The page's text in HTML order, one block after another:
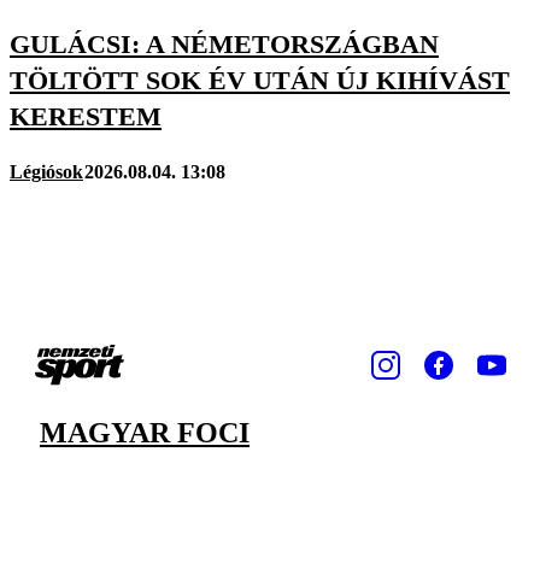
GULÁCSI: A NÉMETORSZÁGBAN
TÖLTÖTT SOK ÉV UTÁN ÚJ KIHÍVÁST
KERESTEM
Légiósok2026.08.04. 13:08
MAGYAR FOCI